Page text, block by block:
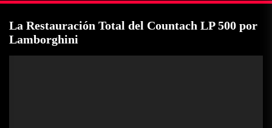
La Restauración Total del Countach LP 500 por
Lamborghini